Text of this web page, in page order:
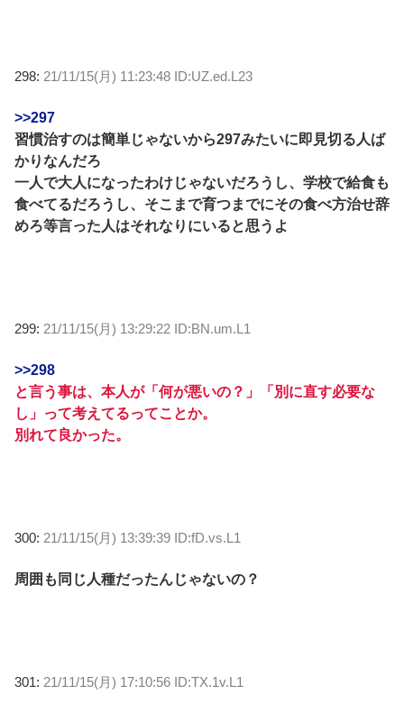
298: 21/11/15(月) 11:23:48 ID:UZ.ed.L23
>>297
習慣治すのは簡単じゃないから297みたいに即見切る人ば
かりなんだろ
一人で大人になったわけじゃないだろうし、学校で給食も
食べてるだろうし、そこまで育つまでにその食べ方治せ辞
めろ等言った人はそれなりにいると思うよ
299: 21/11/15(月) 13:29:22 ID:BN.um.L1
>>298
と言う事は、本人が「何が悪いの？」「別に直す必要な
し」って考えてるってことか。
別れて良かった。
300: 21/11/15(月) 13:39:39 ID:fD.vs.L1
周囲も同じ人種だったんじゃないの？
301: 21/11/15(月) 17:10:56 ID:TX.1v.L1